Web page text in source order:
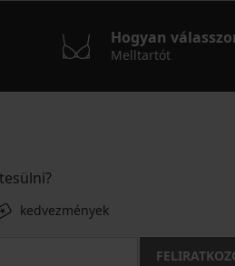
Hogyan
Melltartót
kedvezmények